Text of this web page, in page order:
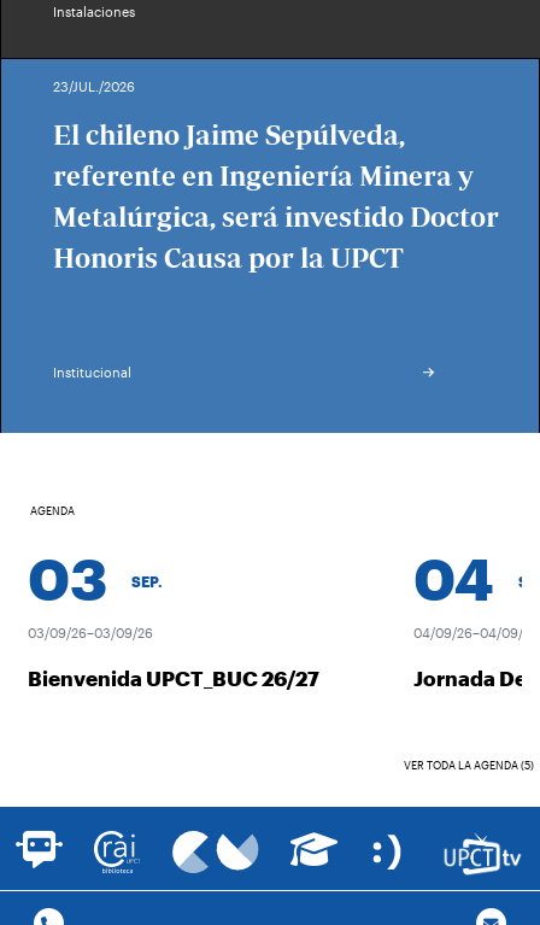
Instalaciones
23/JUL./2026
El chileno Jaime Sepúlveda,
referente en Ingeniería Minera y
Metalúrgica, será investido Doctor
Honoris Causa por la UPCT
Institucional
AGENDA
03 SEP.
03/09/26–03/09/26
Bienvenida UPCT_BUC 26/27
04 SEP.
04/09/26–04/09/26
Jornada
VER TODA LA AGENDA (5)